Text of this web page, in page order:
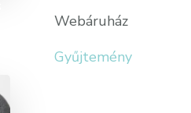
Webáruház
Gyűjtemény